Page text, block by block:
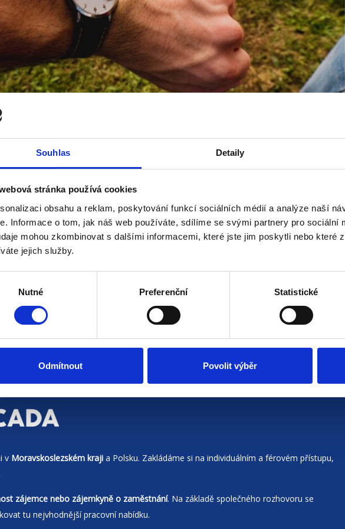
Souhlas Detaily
stránka používá cookies
obsahu a reklam, poskytování funkcí sociálních médií a analýze naší
Informace o tom, jak náš web používáte, sdílíme se svými partnery pro sociální
mohou zkombinovat s dalšími informacemi, které jste jim poskytli nebo které
jejich služby.
Nutné Preferenční Statistické
Odmítnout Povolit výběr
doba? Spíše nástroj než řešení
ale je snadno dosažitelný, říká personalista Michal Přeček. Kolik firmu bude stát a pro
dokáže pomoct s fluktuací?
v Moravskoslezském kraji a Polsku. Zakládáme si na individuálním a férovém přístupu,
zájemce nebo zájemkyně o zaměstnání. Na základě společného rozhovoru se
tu nejvhodnější pracovní nabídku.